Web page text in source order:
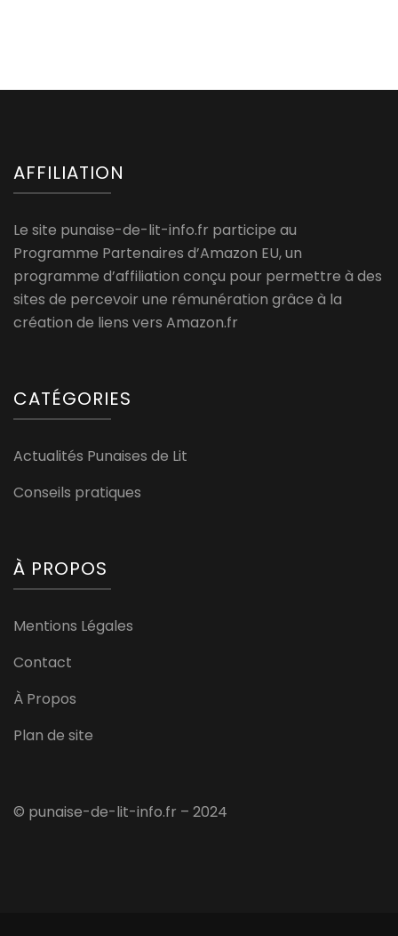
AFFILIATION
Le site punaise-de-lit-info.fr participe au
Programme Partenaires d’Amazon EU, un
programme d’affiliation conçu pour permettre à des
sites de percevoir une rémunération grâce à la
création de liens vers Amazon.fr
CATÉGORIES
Actualités Punaises de Lit
Conseils pratiques
À PROPOS
Mentions Légales
Contact
À Propos
Plan de site
© punaise-de-lit-info.fr – 2024